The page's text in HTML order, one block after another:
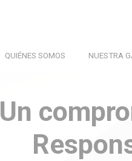
QUIÉNES SOMOS NUESTRA
Un